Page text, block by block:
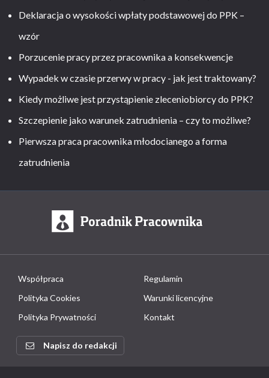
Deklaracja o wysokości wpłaty podstawowej do PPK –
wzór
Porzucenie pracy przez pracownika a konsekwencje
Wypadek w czasie przerwy w pracy - jak jest traktowany?
Kiedy możliwe jest przystąpienie zleceniobiorcy do PPK?
Szczepienie jako warunek zatrudnienia – czy to możliwe?
Pierwsza praca pracownika młodocianego a forma
zatrudnienia
Współpraca
Regulamin
Polityka Cookies
Warunki licencyjne
Polityka Prywatności
Kontakt
Napisz do redakcji